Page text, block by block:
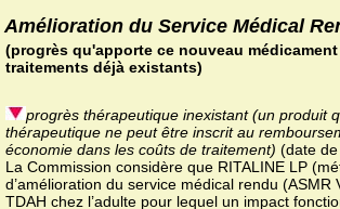
Amélioration du Service Médical
(progrès qu'apporte ce nouveau
traitements déjà existants)
progrès thérapeutique inexistant (un produit
thérapeutique ne peut être inscrit au
économie dans les coûts de traitement) (date
La Commission considère que RITALINE LP
d’amélioration du service médical rendu
TDAH chez l’adulte pour lequel un impact